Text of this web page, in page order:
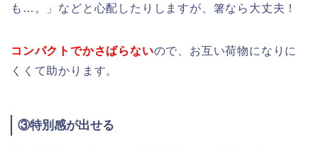
も…。」などと心配したりしますが、箸なら大丈夫！
コンパクトでかさばらないので、お互い荷物になりに
くくて助かります。
③特別感が出せる